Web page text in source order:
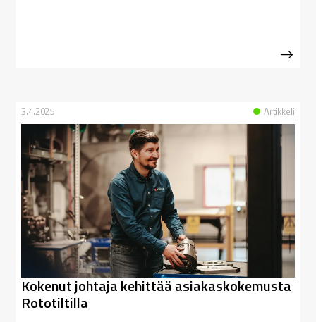
Artikkeli
3.4.2025
Kokenut johtaja kehittää asiakaskokemusta
Rototiltilla